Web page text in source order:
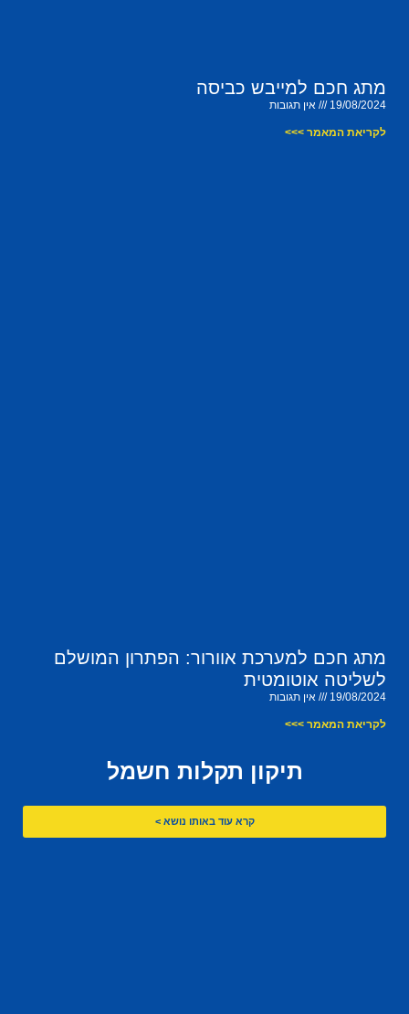
מתג חכם למייבש כביסה
19/08/2024 אין תגובות
לקריאת המאמר >>>
מתג חכם למערכת אוורור: הפתרון המושלם
לשליטה אוטומטית
19/08/2024 אין תגובות
לקריאת המאמר >>>
תיקון תקלות חשמל
קרא עוד באותו נושא >